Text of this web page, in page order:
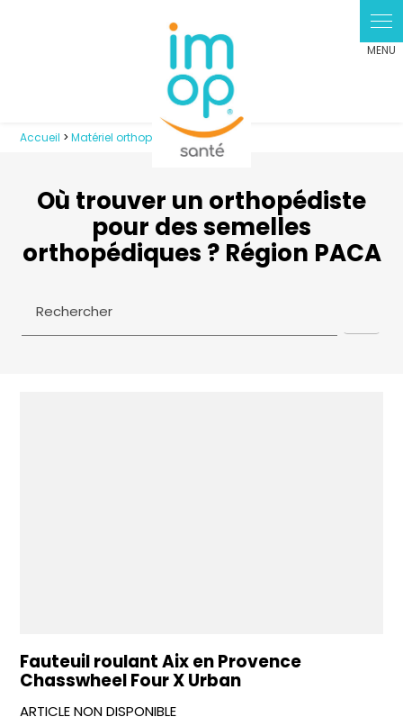
Accueil >Matériel orthopédique>
Où trouver un orthopédiste
pour des semelles
orthopédiques ? Région PACA
Rechercher
Fauteuil roulant Aix en Provence
Chasswheel Four X Urban
ARTICLE NON DISPONIBLE